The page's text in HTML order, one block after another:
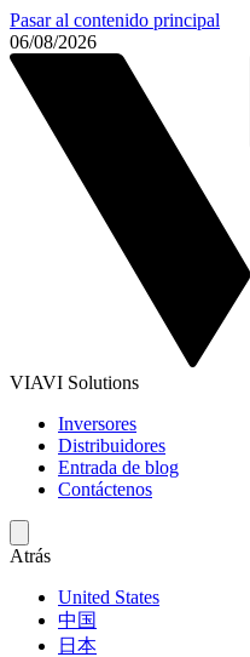
Pasar al contenido principal
06/08/2026
VIAVI Solutions
Inversores
Distribuidores
Entrada de blog
Contáctenos
Atrás
United States
中国
日本